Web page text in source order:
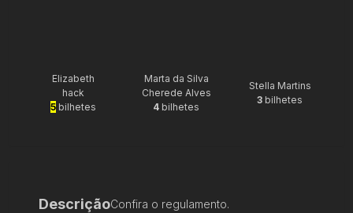
Elizabeth
hack
5bilhetes
Marta da Silva
Cherede Alves
4 bilhetes
Stella Martins
3 bilhetes
DescriçãoConfira o regulamento.